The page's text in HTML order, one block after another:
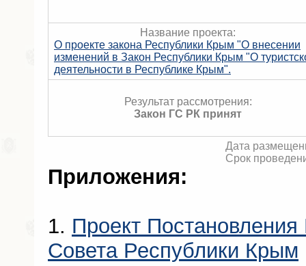
Название проекта:
О проекте закона Республики Крым "О внесении
изменений в Закон Республики Крым "О
деятельности в Республике Крым".
Результат рассмотрения:
Закон ГС РК принят
Дата
Срок
Приложения:
1. Проект Постановления
Совета Республики Крым